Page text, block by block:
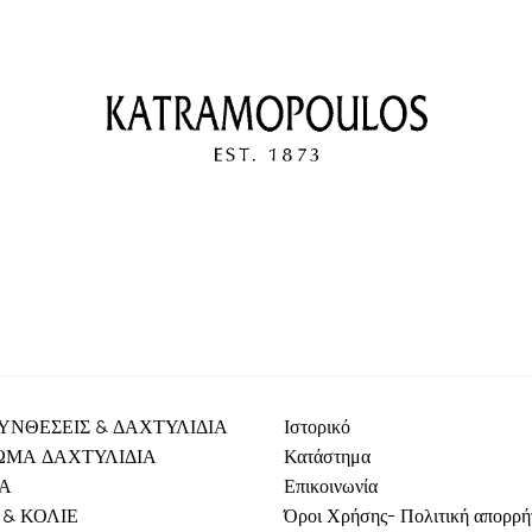
& ΔΑΧΤΥΛΙΔΙΑ
ΔΑΧΤΥΛΙΔΙΑ
ΚΟΛΙΕ
Ιστορικό
Κατάστημα
Επικοινωνία
Όροι Χρήσης- Πολιτική